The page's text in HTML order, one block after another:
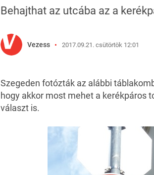
Behajthat az utcába az a
Vezess 2017.09.21. csütörtök 12:01
Szegeden fotózták az alábbi
hogy akkor most mehet a kerékpáros
választ is.